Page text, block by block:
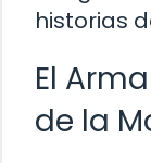
historias
El
de la